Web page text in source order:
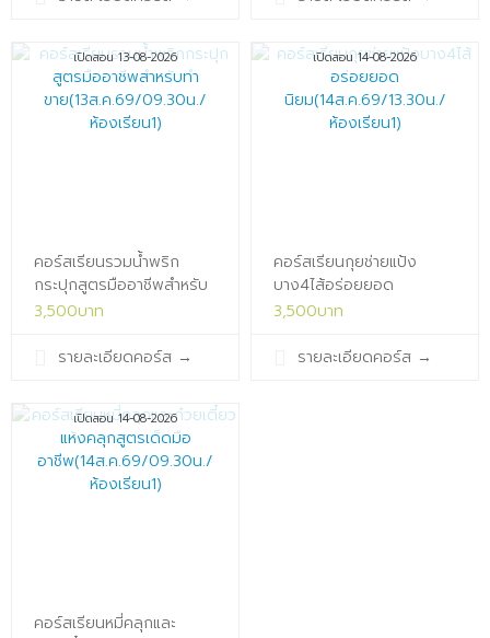
เปิดสอน 13-08-2026
คอร์สเรียนรวมน้ำพริก
กระปุกสูตรมืออาชีพสำหรับ
ทำขาย(13ส.ค.69/09.30น./
3,500บาท
รายละเอียดคอร์ส →
เปิดสอน 14-08-2026
คอร์สเรียนกุยช่ายแป้ง
บาง4ไส้อร่อยยอด
นิยม(14ส.ค.69/13.30น./
3,500บาท
รายละเอียดคอร์ส →
เปิดสอน 14-08-2026
คอร์สเรียนหมี่คลุกและ